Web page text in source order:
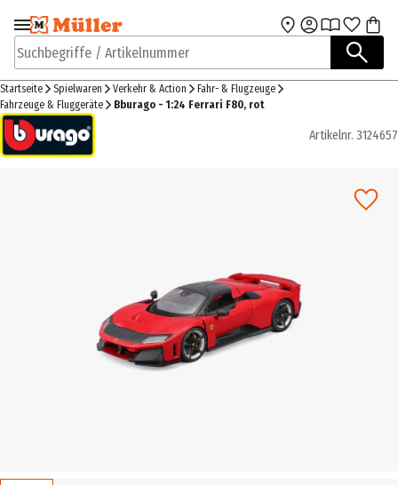
Zur Navigation
springen
Zum Hauptinhalt
Suchbegriffe / Artikelnummer
Startseite Spielwaren Verkehr & Action
Fahr- & Flugzeuge
Fahrzeuge & Fluggeräte
Bburago - 1:24 Ferrari F80, rot
Artikelnr. 3124657